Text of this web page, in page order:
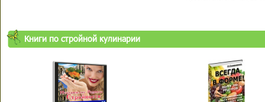
Книги по стройной кулинарии